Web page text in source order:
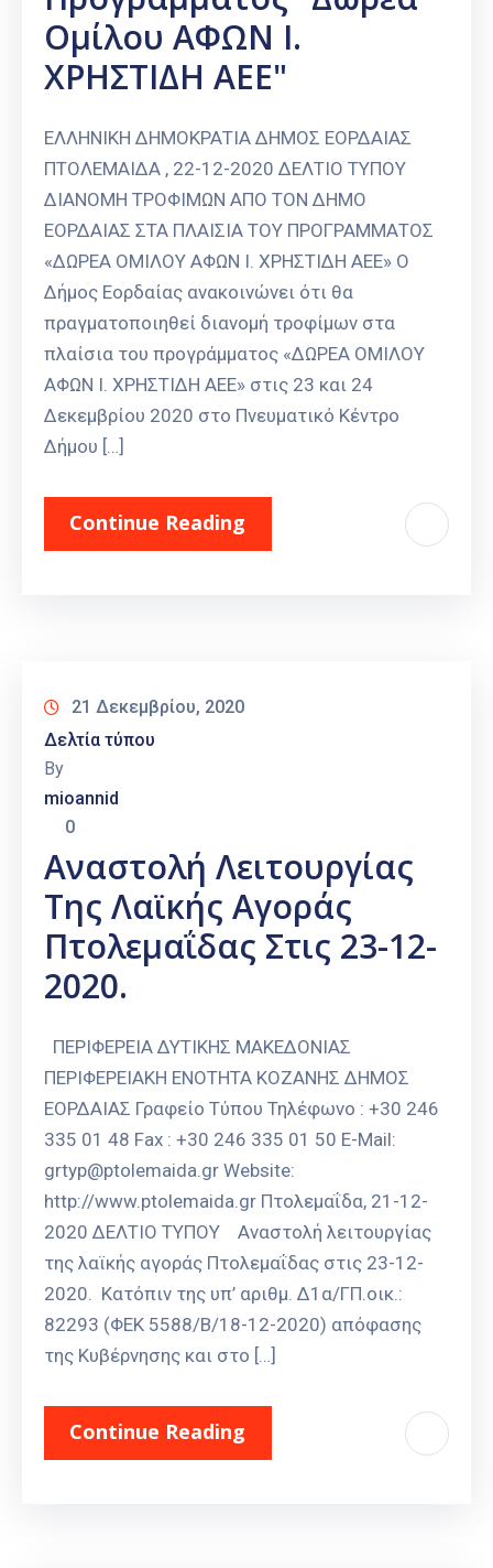
Ομίλου ΑΦΩΝ Ι.
ΧΡΗΣΤΙΔΗ ΑΕΕ"
ΕΛΛΗΝΙΚΗ ΔΗΜΟΚΡΑΤΙΑ ΔΗΜΟΣ ΕΟΡΔΑΙΑΣ
ΠΤΟΛΕΜΑΙΔΑ , 22-12-2020 ΔΕΛΤΙΟ ΤΥΠΟΥ
ΔΙΑΝΟΜΗ ΤΡΟΦΙΜΩΝ ΑΠΟ ΤΟΝ ΔΗΜΟ
ΕΟΡΔΑΙΑΣ ΣΤΑ ΠΛΑΙΣΙΑ ΤΟΥ ΠΡΟΓΡΑΜΜΑΤΟΣ
«ΔΩΡΕΑ ΟΜΙΛΟΥ ΑΦΩΝ Ι. ΧΡΗΣΤΙΔΗ ΑΕΕ» Ο
Δήμος Εορδαίας ανακοινώνει ότι θα
πραγματοποιηθεί διανομή τροφίμων στα
πλαίσια του προγράμματος «ΔΩΡΕΑ ΟΜΙΛΟΥ
ΑΦΩΝ Ι. ΧΡΗΣΤΙΔΗ ΑΕΕ» στις 23 και 24
Δεκεμβρίου 2020 στο Πνευματικό Κέντρο
Δήμου […]
Continue Reading
21 Δεκεμβρίου, 2020
Δελτία τύπου
By
mioannid
0
Αναστολή Λειτουργίας
Της Λαϊκής Αγοράς
Πτολεμαΐδας Στις 23-12-
2020.
ΠΕΡΙΦΕΡΕΙΑ ΔΥΤΙΚΗΣ ΜΑΚΕΔΟΝΙΑΣ
ΠΕΡΙΦΕΡΕΙΑΚΗ ΕΝΟΤΗΤΑ ΚΟΖΑΝΗΣ ΔΗΜΟΣ
ΕΟΡΔΑΙΑΣ Γραφείο Τύπου Τηλέφωνο : +30 246
335 01 48 Fax : +30 246 335 01 50 E-Mail:
grtyp@ptolemaida.gr Website:
http://www.ptolemaida.gr Πτολεμαΐδα, 21-12-
2020 ΔΕΛΤΙΟ ΤΥΠΟΥ Αναστολή λειτουργίας
της λαϊκής αγοράς Πτολεμαΐδας στις 23-12-
2020. Κατόπιν της υπ’ αριθμ. Δ1α/ΓΠ.οικ.:
82293 (ΦΕΚ 5588/Β/18-12-2020) απόφασης
της Κυβέρνησης και στο […]
Continue Reading